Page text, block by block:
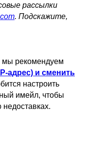
рассылки
. Подскажите,
мы рекомендуем
адрес) и сменить
настроить
имейл, чтобы